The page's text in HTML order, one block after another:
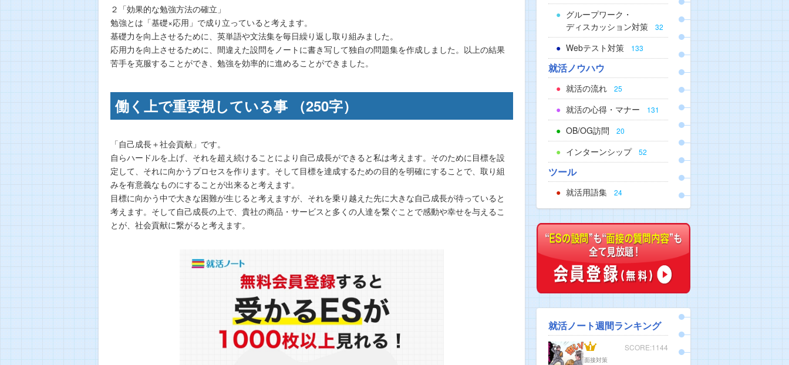
２「効果的な勉強方法の確立」
勉強とは「基礎×応用」で成り立っていると考えます。
基礎力を向上させるために、英単語や文法集を毎日繰り返し取り組みました。
応用力を向上させるために、間違えた設問をノートに書き写して独自の問題集を作成しました。以上の結果
苦手を克服することができ、勉強を効率的に進めることができました。
働く上で重要視している事 （250字）
「自己成長＋社会貢献」です。
自らハードルを上げ、それを超え続けることにより自己成長ができると私は考えます。そのために目標を設
定して、それに向かうプロセスを作ります。そして目標を達成するための目的を明確にすることで、取り組
みを有意義なものにすることが出来ると考えます。
目標に向かう中で大きな困難が生じると考えますが、それを乗り越えた先に大きな自己成長が待っていると
考えます。そして自己成長の上で、貴社の商品・サービスと多くの人達を繋ぐことで感動や幸せを与えるこ
とが、社会貢献に繋がると考えます。
グループワーク・
ディスカッション対策
32
Webテスト対策 133
就活ノウハウ
就活の流れ 25
就活の心得・マナー 131
OB/OG訪問 20
インターンシップ 52
ツール
就活用語集 24
就活ノート週間ランキング
SCORE:1144
面接対策